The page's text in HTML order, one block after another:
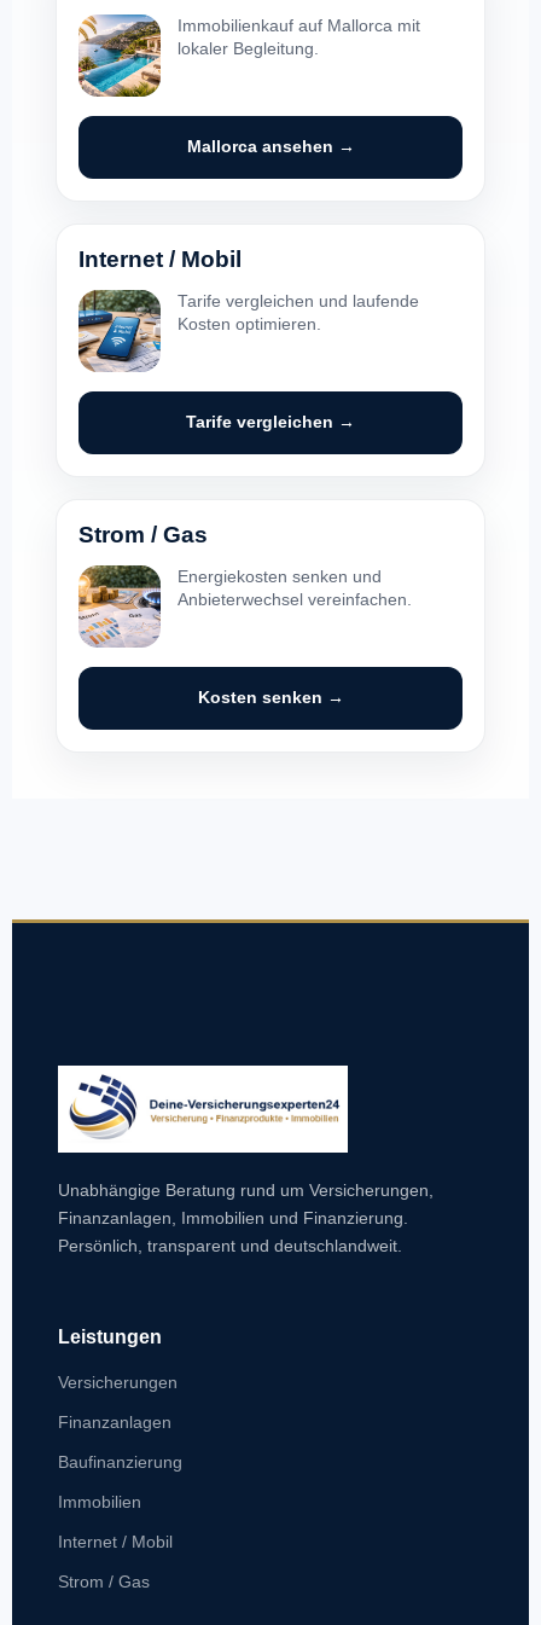
Immobilienkauf auf Mallorca mit
lokaler Begleitung.
Mallorca ansehen →
Internet / Mobil
Tarife vergleichen und laufende
Kosten optimieren.
Tarife vergleichen →
Strom / Gas
Energiekosten senken und
Anbieterwechsel vereinfachen.
Kosten senken →
Unabhängige Beratung rund um Versicherungen,
Finanzanlagen, Immobilien und Finanzierung.
Persönlich, transparent und deutschlandweit.
Leistungen
Versicherungen
Finanzanlagen
Baufinanzierung
Immobilien
Internet / Mobil
Strom / Gas